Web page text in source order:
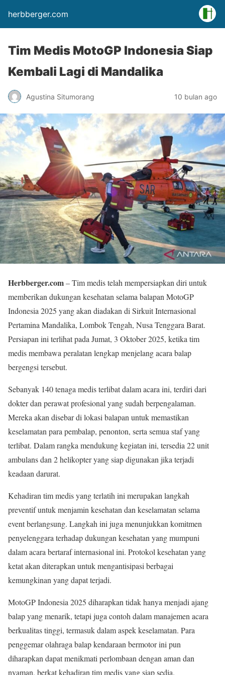
herbberger.com
Tim Medis MotoGP Indonesia Siap
Kembali Lagi di Mandalika
Agustina Situmorang 10 bulan ago
Herbberger.com– Tim medis telah mempersiapkan diri untuk
memberikan dukungan kesehatan selama balapan MotoGP
Indonesia 2025 yang akan diadakan di Sirkuit Internasional
Pertamina Mandalika, Lombok Tengah, Nusa Tenggara Barat.
Persiapan ini terlihat pada Jumat, 3 Oktober 2025, ketika tim
medis membawa peralatan lengkap menjelang acara balap
bergengsi tersebut.
Sebanyak 140 tenaga medis terlibat dalam acara ini, terdiri dari
dokter dan perawat profesional yang sudah berpengalaman.
Mereka akan disebar di lokasi balapan untuk memastikan
keselamatan para pembalap, penonton, serta semua staf yang
terlibat. Dalam rangka mendukung kegiatan ini, tersedia 22 unit
ambulans dan 2 helikopter yang siap digunakan jika terjadi
keadaan darurat.
Kehadiran tim medis yang terlatih ini merupakan langkah
preventif untuk menjamin kesehatan dan keselamatan selama
event berlangsung. Langkah ini juga menunjukkan komitmen
penyelenggara terhadap dukungan kesehatan yang mumpuni
dalam acara bertaraf internasional ini. Protokol kesehatan yang
ketat akan diterapkan untuk mengantisipasi berbagai
kemungkinan yang dapat terjadi.
MotoGP Indonesia 2025 diharapkan tidak hanya menjadi ajang
balap yang menarik, tetapi juga contoh dalam manajemen acara
berkualitas tinggi, termasuk dalam aspek keselamatan. Para
penggemar olahraga balap kendaraan bermotor ini pun
diharapkan dapat menikmati perlombaan dengan aman dan
nyaman, berkat kehadiran tim medis yang siap sedia.